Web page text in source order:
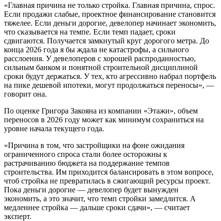
«Главная причина не только стройка. Главная причина, спрос.
Если продажи слабые, проектное финансирование становится
тяжелее. Если деньги дорогие, девелопер начинает экономить,
что сказывается на темпе. Если темп падает, сроки
сдвигаются. Получается замкнутый круг дорогого метра. До
конца 2026 года я бы ждала не катастрофы, а сильного
расслоения. У девелоперов с хорошей распроданностью,
сильным банком и понятной строительной дисциплиной
сроки будут держаться. У тех, кто агрессивно набрал портфель
на пике дешевой ипотеки, могут продолжаться переносы», —
говорит она.
По оценке Григора Закояна из компании «Этажи», объем
переносов в 2026 году может как минимум сохраниться на
уровне начала текущего года.
«Причина в том, что застройщики на фоне ожидания
ограниченного спроса стали более осторожны к
растрачиванию бюджета на поддержание темпов
строительства. Им приходится балансировать в этом вопросе,
чтоб стройка не превратилась в сжигающий ресурсы проект.
Пока деньги дорогие — девелопер будет вынужден
экономить, а это значит, что темп стройки замедлится. А
медленнее стройка — дальше сроки сдачи», — считает
эксперт.